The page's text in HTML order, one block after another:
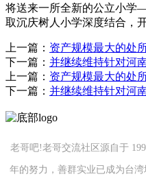
将送来一所全新的公立小
取沉庆树人小学深度结合，
上一篇： 资产规模最大的处
下一篇： 并继续维持针对河
上一篇： 资产规模最大的处
下一篇： 并继续维持针对河
老哥吧!老哥交流社区源自于
年的努力，善群实业已成为台